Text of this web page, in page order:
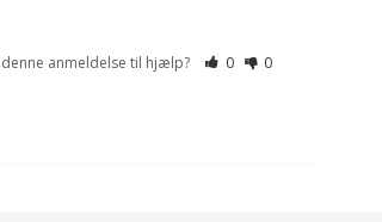
anmeldelse til hjælp? 0 0